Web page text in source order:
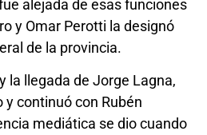
alejada de esas funciones
y Omar Perotti la designó
de la provincia.
la llegada de Jorge Lagna,
continuó con Rubén
mediática se dio cuando